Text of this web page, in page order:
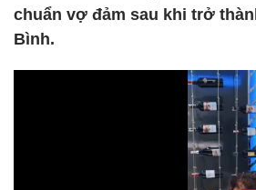
chuẩn vợ đảm sau khi trở
Bình.